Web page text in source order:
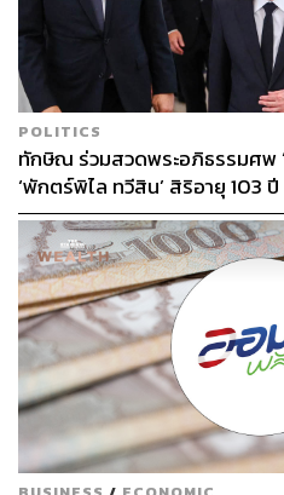
POLITICS
ทักษิณ ร่วมสวดพระอภิธรรมศพ
‘พักตร์พิไล ทวีสิน’ สิริอายุ 103
หลากวงการร่วมอาลัย